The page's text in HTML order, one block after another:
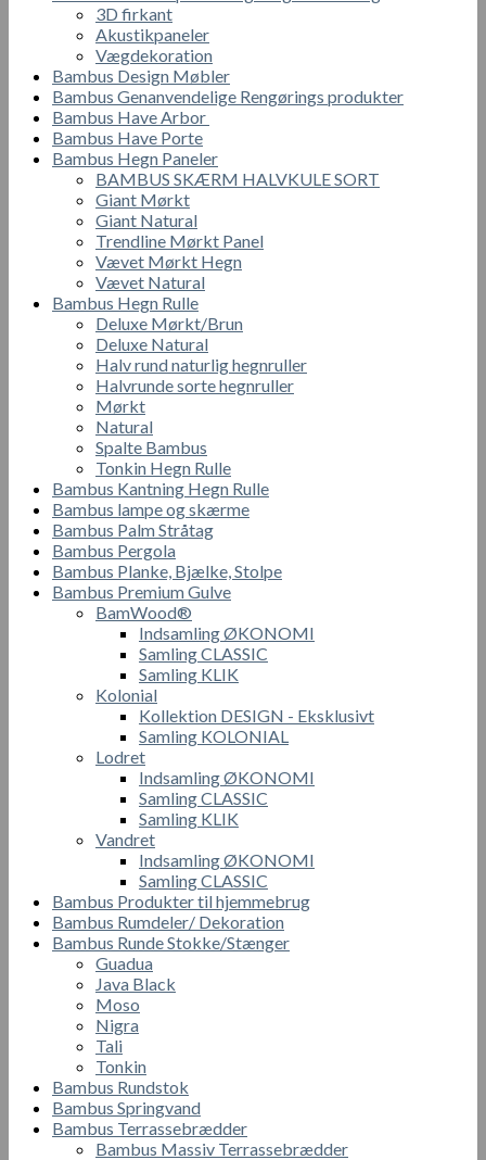
3D firkant
Akustikpaneler
Vægdekoration
Bambus Design Møbler
Bambus Genanvendelige Rengørings produkter
Bambus Have Arbor
Bambus Have Porte
Bambus Hegn Paneler
BAMBUS SKÆRM HALVKULE SORT
Giant Mørkt
Giant Natural
Trendline Mørkt Panel
Vævet Mørkt Hegn
Vævet Natural
Bambus Hegn Rulle
Deluxe Mørkt/Brun
Deluxe Natural
Halv rund naturlig hegnruller
Halvrunde sorte hegnruller
Mørkt
Natural
Spalte Bambus
Tonkin Hegn Rulle
Bambus Kantning Hegn Rulle
Bambus lampe og skærme
Bambus Palm Stråtag
Bambus Pergola
Bambus Planke, Bjælke, Stolpe
Bambus Premium Gulve
BamWood®
Indsamling ØKONOMI
Samling CLASSIC
Samling KLIK
Kolonial
Kollektion DESIGN - Eksklusivt
Samling KOLONIAL
Lodret
Indsamling ØKONOMI
Samling CLASSIC
Samling KLIK
Vandret
Indsamling ØKONOMI
Samling CLASSIC
Bambus Produkter til hjemmebrug
Bambus Rumdeler/ Dekoration
Bambus Runde Stokke/Stænger
Guadua
Java Black
Moso
Nigra
Tali
Tonkin
Bambus Rundstok
Bambus Springvand
Bambus Terrassebrædder
Bambus Massiv Terrassebrædder